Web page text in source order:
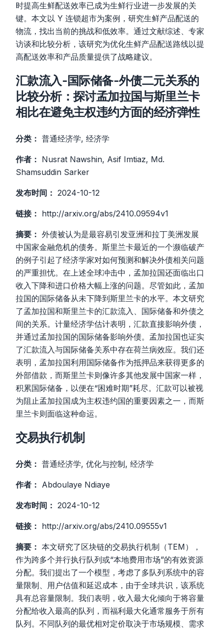
时提高生鲜配送效率已成为生鲜行业进一步发展的关
键。本文以 Y 连锁超市为案例，研究生鲜产品配送的
物流，找出当前的挑战和低效率。通过文献综述、专家
访谈和比较分析，该研究为优化生鲜产品配送路线以提
高配送效率和产品质量提供了战略建议。
汇款流入-国际储备-外债二元关系的
比较分析：探讨孟加拉国与斯里兰卡
相比在避免主权违约方面的经济弹性
分类： 普通经济学, 经济学
作者： Nusrat Nawshin, Asif Imtiaz, Md.
Shamsuddin Sarker
发布时间： 2024-10-12
链接： http://arxiv.org/abs/2410.09594v1
摘要： 外债被认为是最容易引发亚洲和拉丁美洲发展
中国家金融危机的债务。斯里兰卡最近的一个濒临破产
的例子引起了经济学家对如何预测和解决外债相关问题
的严重担忧。在上述全球冲击中，孟加拉国还面临出口
收入下降和进口价格大幅上涨的问题。尽管如此，孟加
拉国的国际储备从未下降到斯里兰卡的水平。本文研究
了孟加拉国和斯里兰卡的汇款流入、国际储备和外债之
间的关系。计量经济学估计表明，汇款直接影响外债，
并通过孟加拉国的国际储备影响外债。孟加拉国也证实
了汇款流入与国际储备关系中存在荷兰病效应。我们还
表明，孟加拉国利用国际储备作为抵押品来获得更多的
外部借款，而斯里兰卡则像许多其他发展中国家一样，
积累国际储备，以便在“困难时期”耗尽。汇款可以被视
为阻止孟加拉国成为主权违约国的重要因素之一，而斯
里兰卡则面临这种命运。
交易执行机制
分类： 普通经济学, 优化与控制, 经济学
作者： Abdoulaye Ndiaye
发布时间： 2024-10-12
链接： http://arxiv.org/abs/2410.09555v1
摘要： 本文研究了区块链的交易执行机制（TEM），
作为跨多个并行执行队列或“本地费用市场”的有效资源
分配。我们提出了一个模型，考虑了多队列系统中的容
量限制、用户估值和延迟成本，由于全球共识，该系统
具有总容量限制。我们表明，收入最大化倾向于将容量
分配给收入最高的队列，而福利最大化通常服务于所有
队列。不同队列的最优相对定价取决于市场规模、需求